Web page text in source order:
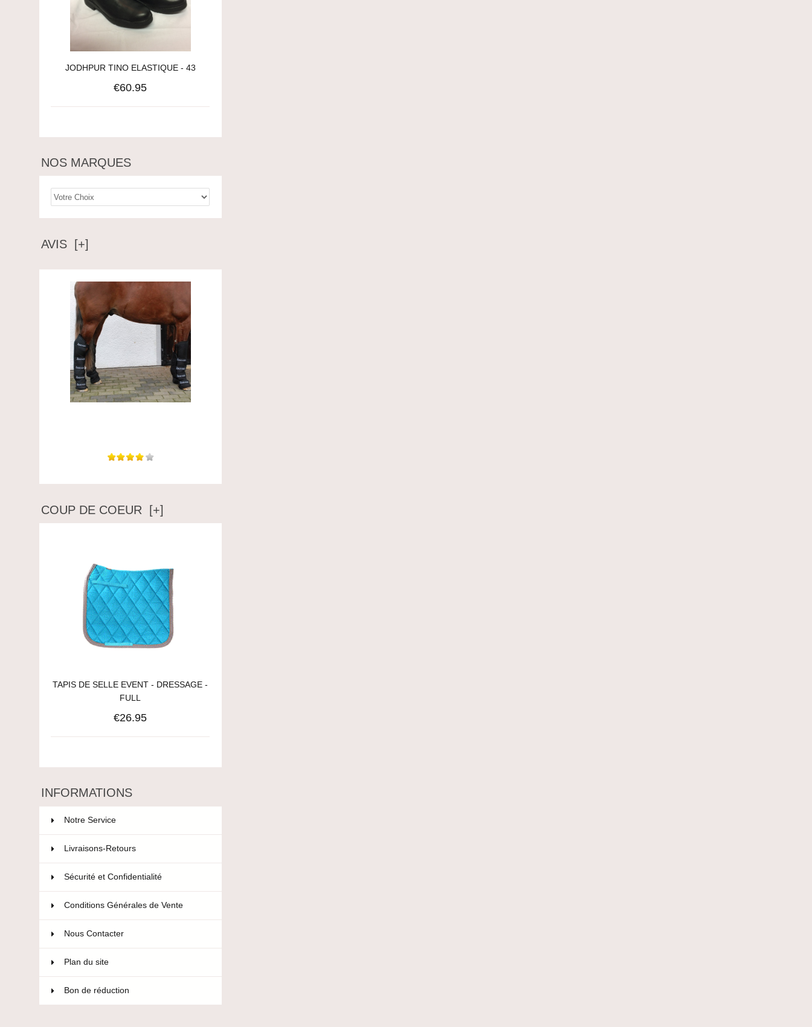
JODHPUR TINO ELASTIQUE - 43
€60.95
NOS MARQUES
AVIS [+]
COUP DE COEUR [+]
TAPIS DE SELLE EVENT - DRESSAGE -
FULL
€26.95
INFORMATIONS
Notre Service
Livraisons-Retours
Sécurité et Confidentialité
Conditions Générales de Vente
Nous Contacter
Plan du site
Bon de réduction